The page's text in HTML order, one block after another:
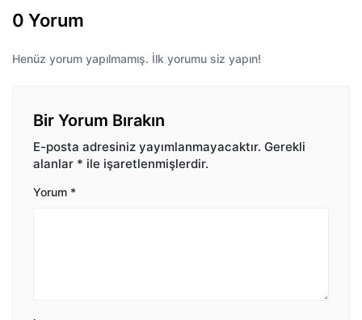
0 Yorum
Henüz yorum yapılmamış. İlk yorumu siz yapın!
Bir Yorum Bırakın
E-posta adresiniz yayımlanmayacaktır. Gerekli
alanlar * ile işaretlenmişlerdir.
Yorum *